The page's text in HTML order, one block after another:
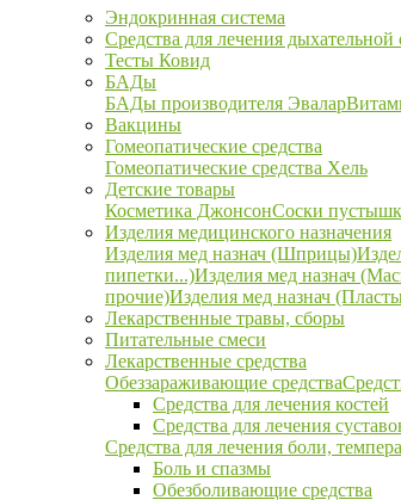
Эндокринная система
Средства для лечения дыхательной
Тесты Ковид
БАДы
БАДы производителя Эвалар
Вакцины
Гомеопатические средства
Гомеопатические средства Хель
Детские товары
Косметика ДжонсонСоски
Изделия медицинского назначения
Изделия мед назнач (Шприцы)
пипетки...)Изделия мед назнач
прочие)Изделия мед назнач
Лекарственные травы, сборы
Питательные смеси
Лекарственные средства
Обеззараживающие средства
Средства для лечения костей
Средства для лечения
Средства для лечения боли,
Боль и спазмы
Обезболивающие средства